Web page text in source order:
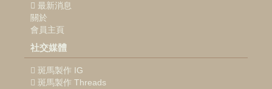
最新消息
關於
會員主頁
社交媒體
斑馬製作 IG
斑馬製作 Threads